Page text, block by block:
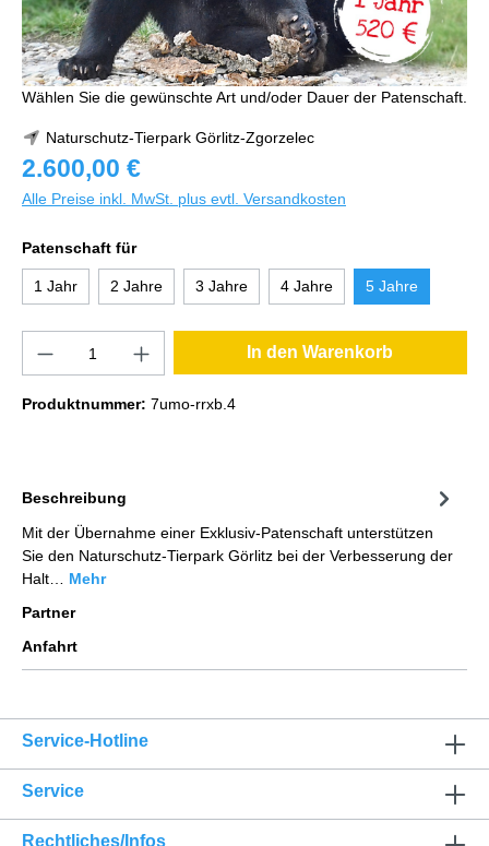
Wählen Sie die gewünschte Art und/oder Dauer der Patenschaft.
Naturschutz-Tierpark Görlitz-Zgorzelec
2.600,00 €
Alle Preise inkl. MwSt. plus evtl. Versandkosten
Patenschaft für
1 Jahr 2 Jahre 3 Jahre 4 Jahre 5 Jahre
In den Warenkorb
Produktnummer: 7umo-rrxb.4
Beschreibung
Mit der Übernahme einer Exklusiv-Patenschaft unterstützen
Sie den Naturschutz-Tierpark Görlitz bei der Verbesserung der
Halt… Mehr
Partner
Anfahrt
Service-Hotline
Service
Rechtliches/Infos